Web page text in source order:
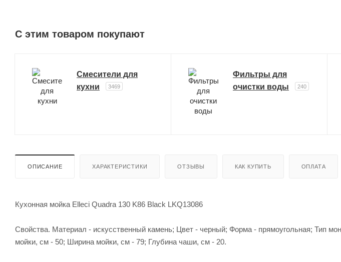
C этим товаром покупают
Смесители для
кухни
3469
Фильтры для
очистки воды
240
ОПИСАНИЕ ХАРАКТЕРИСТИКИ ОТЗЫВЫ КАК КУПИТЬ ОПЛАТА
Кухонная мойка Elleci Quadra 130 K86 Black LKQ13086
Свойства. Материал - искусственный камень; Цвет - черный; Форма - прямоугольная; Тип
мойки, см - 50; Ширина мойки, см - 79; Глубина чаши, см - 20.